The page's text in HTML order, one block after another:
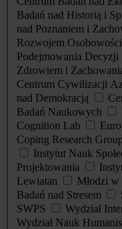
Badań nad Historią i
nad Poznaniem i
Rozwojem Osobowości
Podejmowania Decyzji
Zdrowiem i
Centrum Cywilizacji
nad Demokracją
Badań Naukowych
Cognition Lab
Coping Research Group
Instytut Nauk
Projektowania
Lewiatan
Młodzi
Badań nad Stresem
SWPS
Wydział
Wydział Nauk